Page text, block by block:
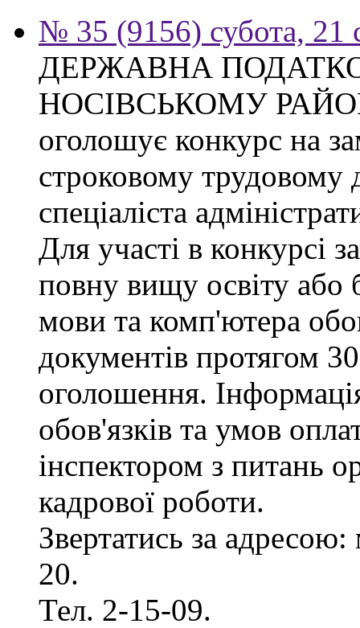
№ 35 (9156) субота, 21
ДЕРЖАВНА
НОСІВСЬКОМУ
оголошує конкурс на
строковому трудовому
спеціаліста
Для участі в конкурсі
повну вищу освіту або
мови та комп'ютера
документів протягом
оголошення.
обов'язків та умов
інспектором з питань
кадрової роботи.
Звертатись за
20.
Тел. 2-15-09.